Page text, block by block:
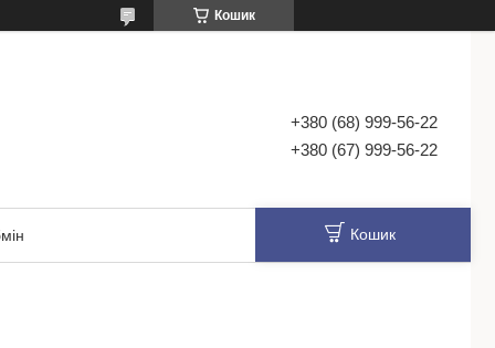
Кошик
+380 (68) 999-56-22
+380 (67) 999-56-22
Кошик